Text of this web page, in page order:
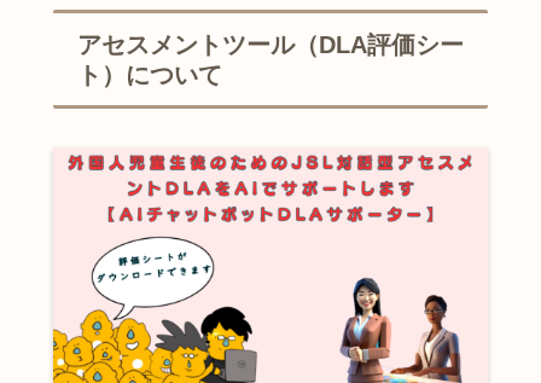
アセスメントツール（DLA評価シー
ト）について